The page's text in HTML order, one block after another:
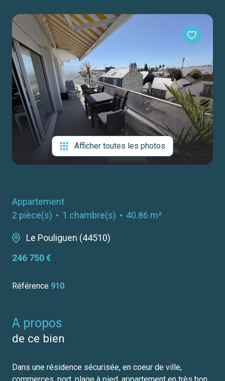
notre
agence
contact
Afficher toutes les photos
Appartement
2 pièce(s)
1 chambre(s) 40.86 m²
Le Pouliguen (44510)
246 750 €
Référence 910
a propos
de ce bien
Dans une résidence sécurisée, en coeur de ville,